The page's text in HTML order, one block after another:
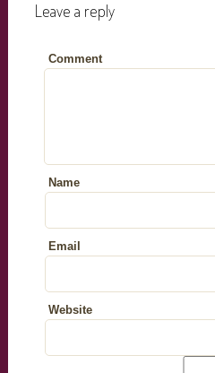
Leave a reply
Comment
Name
Email
Website